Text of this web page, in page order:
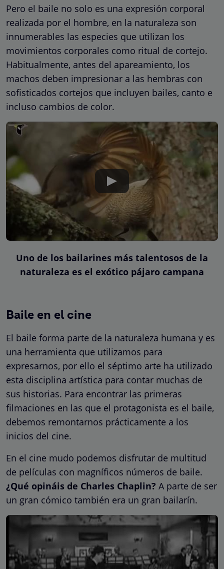
Pero el baile no solo es una expresión corporal
realizada por el hombre, en la naturaleza son
innumerables las especies que utilizan los
movimientos corporales como ritual de cortejo.
Habitualmente, antes del apareamiento, los
machos deben impresionar a las hembras con
sofisticados cortejos que incluyen bailes, canto e
incluso cambios de color.
Uno de los bailarines más talentosos de la
naturaleza es el exótico pájaro campana
Baile en el cine
El baile forma parte de la naturaleza humana y es
una herramienta que utilizamos para
expresarnos, por ello el séptimo arte ha utilizado
esta disciplina artística para contar muchas de
sus historias. Para encontrar las primeras
filmaciones en las que el protagonista es el baile,
debemos remontarnos prácticamente a los
inicios del cine.
En el cine mudo podemos disfrutar de multitud
de películas con magníficos números de baile.
¿Qué opináis de Charles Chaplin? A parte de ser
un gran cómico también era un gran bailarín.